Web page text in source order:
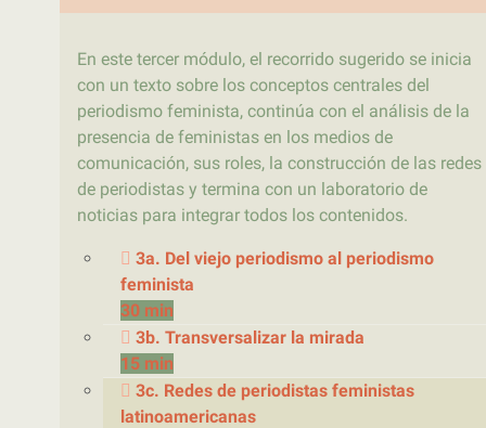
En este tercer módulo, el recorrido sugerido se inicia
con un texto sobre los conceptos centrales del
periodismo feminista, continúa con el análisis de la
presencia de feministas en los medios de
comunicación, sus roles, la construcción de las redes
de periodistas y termina con un laboratorio de
noticias para integrar todos los contenidos.
3a. Del viejo periodismo al periodismo
feminista
30 min
3b. Transversalizar la mirada
15 min
3c. Redes de periodistas feministas
latinoamericanas